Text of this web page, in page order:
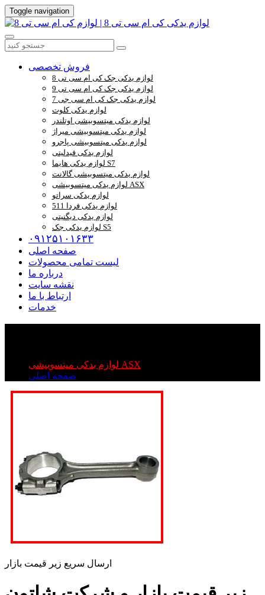
Toggle navigation
فروش تخصصی
لوازم یدکی جک کی ام سی تی 8
لوازم یدکی جک کی ام سی تی 9
لوازم یدکی جک کی ام سی جی 7
لوازم یدکی کلوت
لوازم یدکی میتسوبیشی اوتلندر
لوازم یدکی میتسوبیشی میراژ
لوازم یدکی میتسوبیشی پاجرو
لوازم یدکی فیدلیتی
لوازم یدکی هایما S7
لوازم یدکی میتسوبیشی گالانت
لوازم یدکی میتسوبیشی ASX
لوازم یدکی سراتو
لوازم یدکی فردا 511
لوازم یدکی دیگنیتی
لوازم یدکی جک S5
۰۹۱۲۵۱۰۱۶۳۳
صفحه اصلی
لیست تمامی محصولات
درباره ما
نقشه سایت
ارتباط با ما
خدمات
لوازم یدکی میتسوبیشی ASX
صفحه اصلی
ارسال سریع زیر قیمت بازار